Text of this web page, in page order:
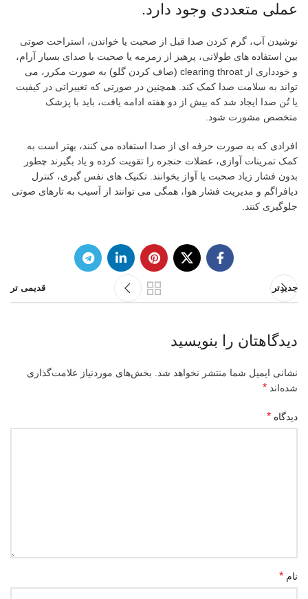
عملی متعددی وجود دارد.
نوشیدن آب، گرم کردن صدا قبل از صحبت یا خواندن، استراحت صوتی
بین استفاده های طولانی، پرهیز از زمزمه یا صحبت با صدای بسیار آرام،
و خودداری از clearing throat (صاف کردن گلو) به صورت مکرر، می
تواند به سلامت صدا کمک کند. همچنین در صورتی که تغییراتی در کیفیت
یا تُن صدا ایجاد شد که بیش از دو هفته ادامه یافت، باید با پزشک
متخصص مشورت شود.
افرادی که به صورت حرفه ای از صدا استفاده می کنند، بهتر است به
کمک تمرینات آوازی، عضلات حنجره را تقویت کرده و یاد بگیرند چطور
بدون فشار زیاد صحبت یا آواز بخوانند. تکنیک های نفس گیری، کنترل
دیافراگم و مدیریت فشار هوا، همگی می توانند از آسیب به تارهای صوتی
جلوگیری کنند.
جدیدتر قدیمی تر
دیدگاهتان را بنویسید
نشانی ایمیل شما منتشر نخواهد شد.
بخش‌های موردنیاز علامت‌گذاری
شده‌اند *
دیدگاه *
نام *